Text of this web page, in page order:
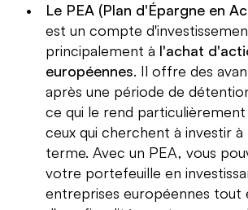
généralement conservée sous une
accessible, comme un compte
Livret A. L'objectif principal de
sécurité . En mettant de l'argent de
prépare à d'éventuelles dépenses
des périodes d'incertitude financière.
couramment recommandé d'avoir
précaution équivalente à 3 à 6 mois
offre une marge de manœuvre en
comme une perte d'emploi ou toute
financière.
Le PEA (Plan d'Épargne en
est un compte
principalement à l'achat
européennes. Il offre des
après une période de
ce qui le rend
ceux qui cherchent à investir
terme. Avec un PEA, vous
votre portefeuille en
entreprises européennes tout